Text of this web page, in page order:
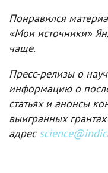
Понравился
«Мои источники»
чаще.
Пресс-релизы о
информацию о
статьях и анонсы
выигранных
адрес